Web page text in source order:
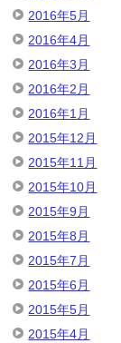
2016年5月
2016年4月
2016年3月
2016年2月
2016年1月
2015年12月
2015年11月
2015年10月
2015年9月
2015年8月
2015年7月
2015年6月
2015年5月
2015年4月